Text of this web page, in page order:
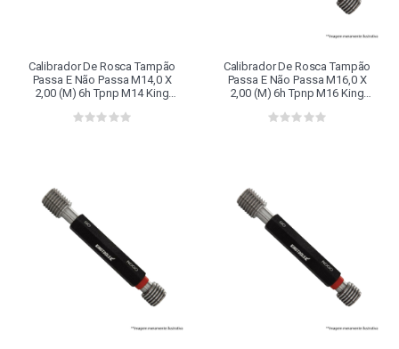
Calibrador De Rosca Tampão
Passa E Não Passa M14,0 X
2,00 (m) 6h Tpnp M14 King
Calibrador De Rosca Tampão
Passa E Não Passa M16,0 X
2,00 (m) 6h Tpnp M16 King